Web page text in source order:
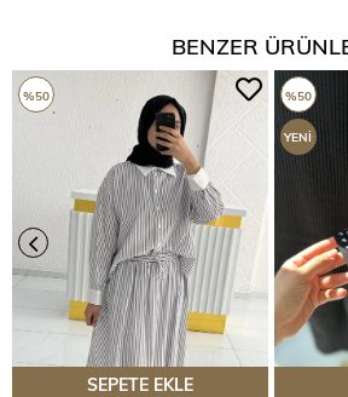
BENZER
SEPETE EKLE
%50 %50
YENI